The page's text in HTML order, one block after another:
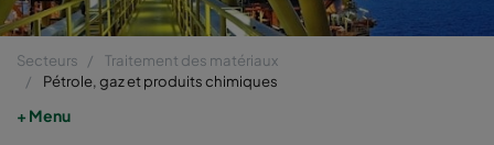
Secteurs
Traitement des matériaux
Pétrole, gaz et produits chimiques
Menu